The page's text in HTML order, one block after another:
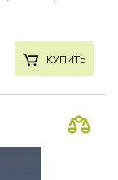
КУПИТЬ